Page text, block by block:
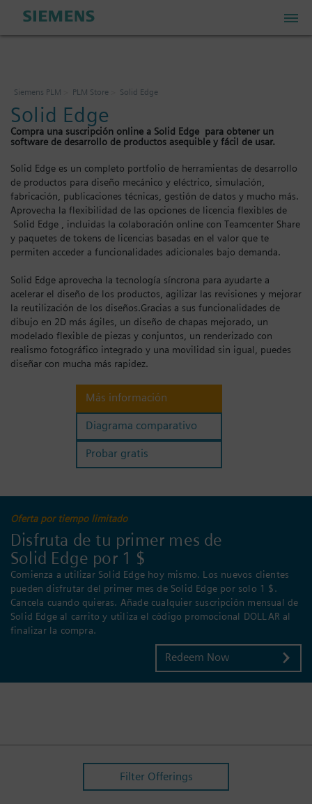
Industrial IoT Store
Industrial Edge Marketplace
Industrial Software Store
Mi cuenta
Mi carrito: 0 artículos
Iniciar sesión
Siemens PLM PLM Store Solid Edge
Solid Edge
Compra una suscripción online a Solid Edge para obtener un
software de desarrollo de productos asequible y fácil de usar.
Solid Edge es un completo portfolio de herramientas de desarrollo
de productos para diseño mecánico y eléctrico, simulación,
fabricación, publicaciones técnicas, gestión de datos y mucho más.
Aprovecha la flexibilidad de las opciones de licencia flexibles de
Solid Edge , incluidas la colaboración online con Teamcenter Share
y paquetes de tokens de licencias basadas en el valor que te
permiten acceder a funcionalidades adicionales bajo demanda.
Solid Edge aprovecha la tecnología síncrona para ayudarte a
acelerar el diseño de los productos, agilizar las revisiones y mejorar
la reutilización de los diseños.Gracias a sus funcionalidades de
dibujo en 2D más ágiles, un diseño de chapas mejorado, un
modelado flexible de piezas y conjuntos, un renderizado con
realismo fotográfico integrado y una movilidad sin igual, puedes
diseñar con mucha más rapidez.
Más información
Diagrama comparativo
Probar gratis
Oferta por tiempo limitado
Disfruta de tu primer mes de
Solid Edge por 1 $
Comienza a utilizar Solid Edge hoy mismo. Los nuevos clientes
pueden disfrutar del primer mes de Solid Edge por solo 1 $.
Cancela cuando quieras. Añade cualquier suscripción mensual de
Solid Edge al carrito y utiliza el código promocional DOLLAR al
finalizar la compra.
Redeem Now
Filter Offerings